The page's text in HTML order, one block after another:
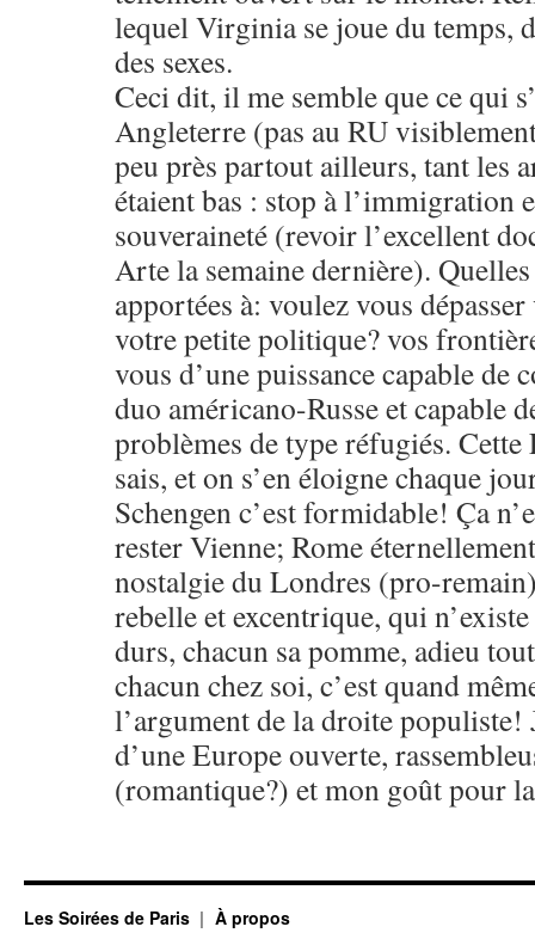
lequel Virginia se joue du temps,
des sexes.
Ceci dit, il me semble que ce qui
Angleterre (pas au RU
peu près partout ailleurs, tant les
étaient bas : stop à l’immigration
souveraineté (revoir l’excellent
Arte la semaine dernière).
apportées à: voulez vous
votre petite politique? vos
vous d’une puissance capable de
duo américano-Russe et capable
problèmes de type réfugiés. Cette
sais, et on s’en éloigne chaque
Schengen c’est formidable! Ça
rester Vienne; Rome
nostalgie du Londres (pro-
rebelle et excentrique, qui
durs, chacun sa pomme, adieu
chacun chez soi, c’est quand
l’argument de la droite populiste!
d’une Europe ouverte,
(romantique?) et mon goût pour
Les Soirées de Paris À propos